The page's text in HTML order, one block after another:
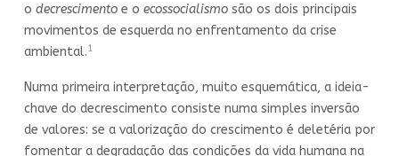
o decrescimento e o ecossocialismo são os dois principais
movimentos de esquerda no enfrentamento da crise
ambiental.1
Numa primeira interpretação, muito esquemática, a ideia-
chave do decrescimento consiste numa simples inversão
de valores: se a valorização do crescimento é deletéria por
fomentar a degradação das condições da vida humana na